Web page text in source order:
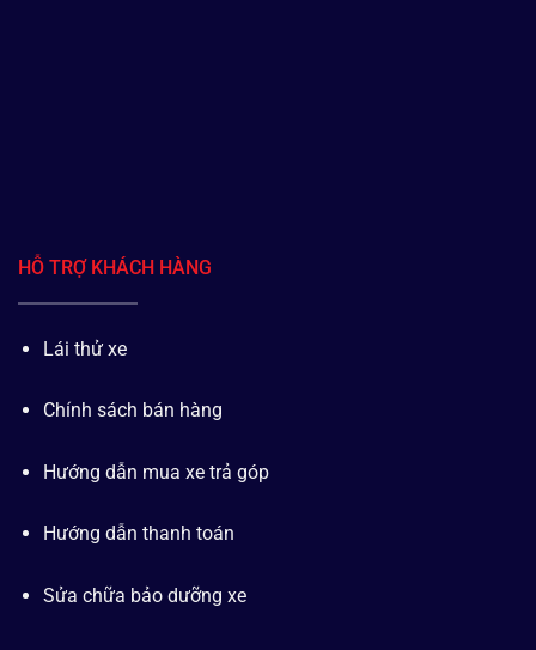
HỖ TRỢ KHÁCH HÀNG
Lái thử xe
Chính sách bán hàng
Hướng dẫn mua xe trả góp
Hướng dẫn thanh toán
Sửa chữa bảo dưỡng xe